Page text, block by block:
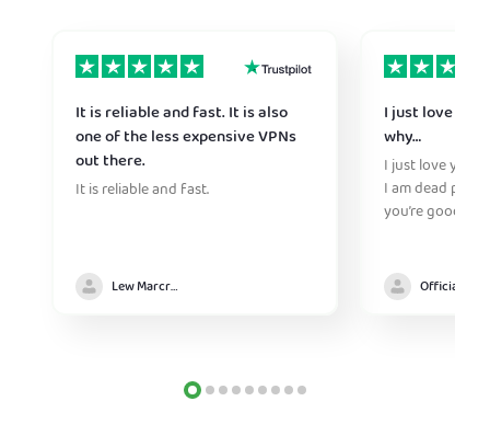
It is reliable and fast. It is also
one of the less expensive VPNs
out there.
It is reliable and fast.
Lew Marcrum
I just love you
why…
I just love you
I am dead
you’re good